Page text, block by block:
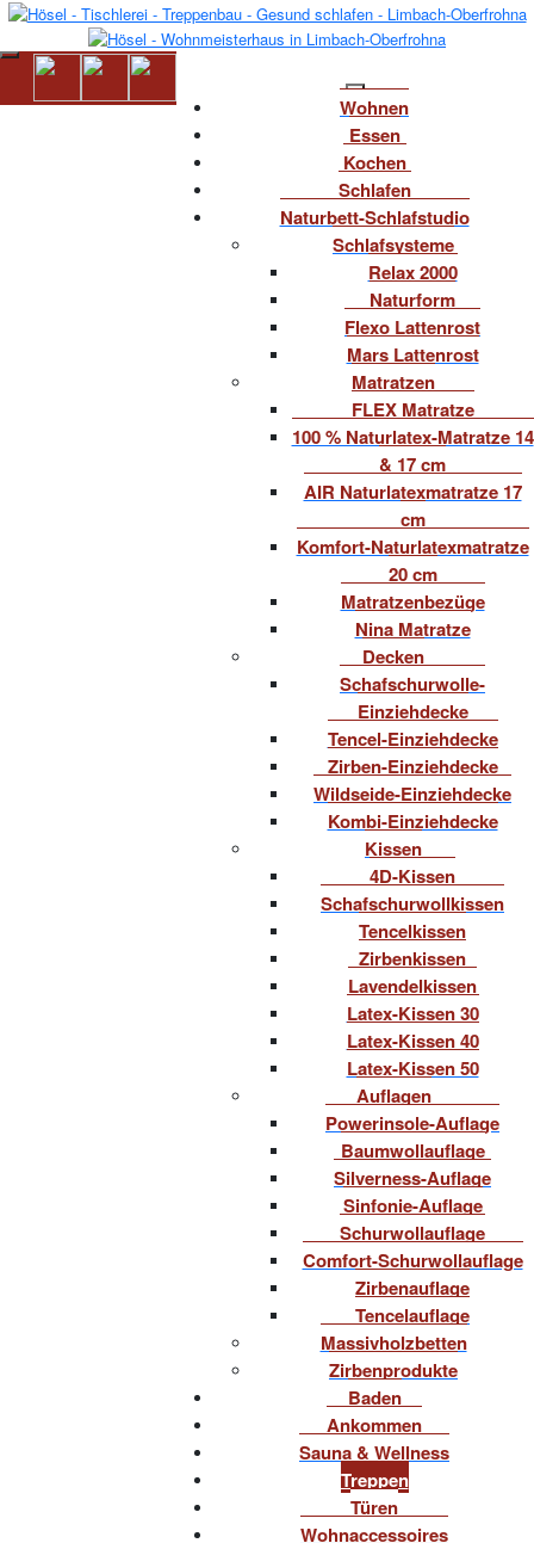
Wohnen
Essen
Kochen
Schlafen
Naturbett-Schlafstudio
Schlafsysteme
Relax 2000
Naturform
Flexo Lattenrost
Mars Lattenrost
Matratzen
FLEX Matratze
100 % Naturlatex-Matratze 14
& 17 cm
AIR Naturlatexmatratze 17
cm
Komfort-Naturlatexmatratze
20 cm
Matratzenbezüge
Nina Matratze
Decken
Schafschurwolle-
Einziehdecke
Tencel-Einziehdecke
Zirben-Einziehdecke
Wildseide-Einziehdecke
Kombi-Einziehdecke
Kissen
4D-Kissen
Schafschurwollkissen
Tencelkissen
Zirbenkissen
Lavendelkissen
Latex-Kissen 30
Latex-Kissen 40
Latex-Kissen 50
Auflagen
Powerinsole-Auflage
Baumwollauflage
Silverness-Auflage
Sinfonie-Auflage
Schurwollauflage
Comfort-Schurwollauflage
Zirbenauflage
Tencelauflage
Massivholzbetten
Zirbenprodukte
Baden
Ankommen
Sauna & Wellness
Treppen
Türen
Wohnaccessoires